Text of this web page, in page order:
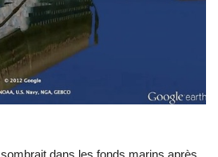
sombrait dans les fonds marins après